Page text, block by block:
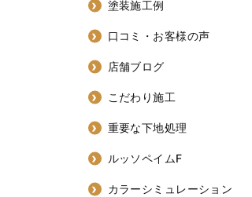
塗装施工例
口コミ・お客様の声
店舗ブログ
こだわり施工
重要な下地処理
ルッソペイムF
カラーシミュレーション